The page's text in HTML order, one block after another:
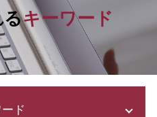
るキーワード
ド